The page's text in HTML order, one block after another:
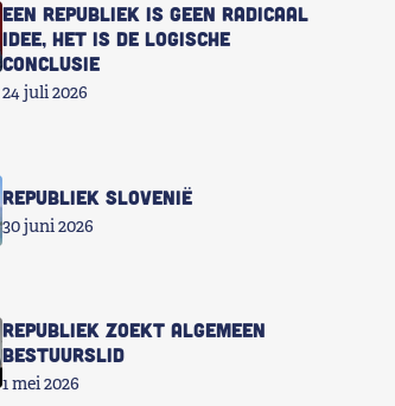
Een republiek is geen radicaal
idee, het is de logische
conclusie
24 juli 2026
Republiek Slovenië
30 juni 2026
Republiek zoekt Algemeen
Bestuurslid
1 mei 2026